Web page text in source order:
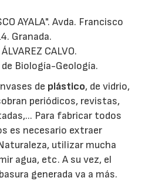
AYALA". Avda. Francisco
Granada.
CALVO.
Biología-Geología.
de plástico, de vidrio,
periódicos, revistas,
Para fabricar todos
es necesario extraer
utilizar mucha
agua, etc. A su vez, el
generada va a más.